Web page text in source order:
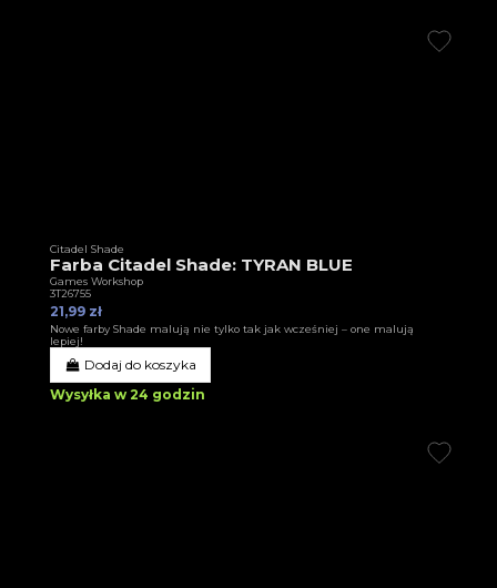
Citadel Shade
Farba Citadel Shade: TYRAN BLUE
Games Workshop
3T26755
21,99 zł
Nowe farby Shade malują nie tylko tak jak wcześniej – one malują
lepiej!
Dodaj do koszyka
Wysyłka w 24 godzin